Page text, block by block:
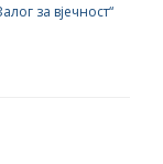
за вјечност“